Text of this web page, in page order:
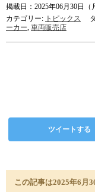
掲載日：2025年06月30日（
カテゴリー: トピックス
ーカー, 車両販売店
ツイートする
この記事は2025年6月